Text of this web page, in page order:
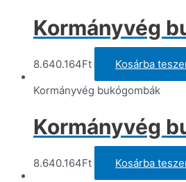
Kormányvég
8.640.164Ft
Kosárba
Kormányvég bukógombák
Kormányvég
8.640.164Ft
Kosárba